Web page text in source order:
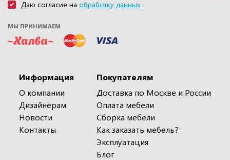
Даю согласие на обработку данных
МЫ ПРИНИМАЕМ
Информация
О компании
Дизайнерам
Новости
Контакты
Покупателям
Доставка по Москве и России
Оплата мебели
Сборка мебели
Как заказать мебель?
Эксплуатация
Блог